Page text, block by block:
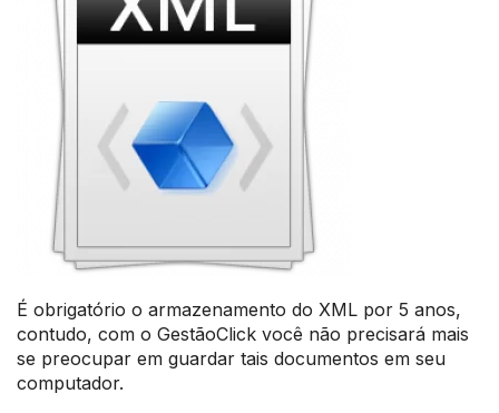
É obrigatório o armazenamento do XML por 5 anos,
contudo, com o GestãoClick você não precisará mais
se preocupar em guardar tais documentos em seu
computador.